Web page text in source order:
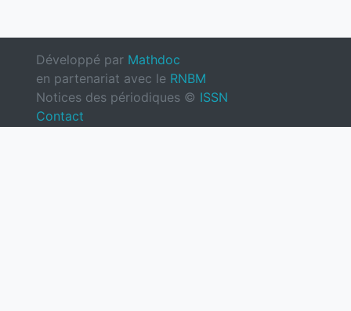
Développé par Mathdoc
en partenariat avec le RNBM
Notices des périodiques © ISSN
Contact